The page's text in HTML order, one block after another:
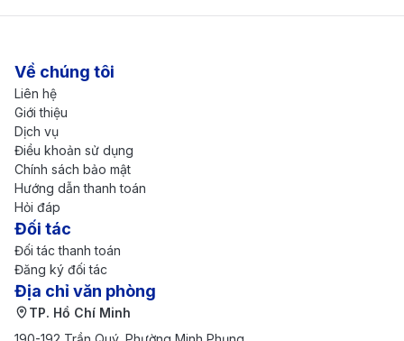
Công viên Retiro (Parque del Retiro):
trong những công viên lớn nhất và đẹp nhất
Madrid, nơi bạn có thể thư giãn, tham gia các hoạt
động ngoài trời hoặc thưởng ngoạn hồ nước trong
công viên. Đây cũng là nơi tọa lạc của nhiều tòa
nhà lịch sử.
Plaza Mayor:
gian rộng lớn, các cửa hàng, nhà hàng và quán cà
phê xung quanh. Đây là nơi lý tưởng để thưởng
thức ẩm thực địa phương và ngắm nhìn cuộc sống
Về chúng tôi
Liên hệ
Giới thiệu
Dịch vụ
Điều khoản sử dụng
Chính sách bảo mật
Hướng dẫn thanh toán
Hỏi đáp
Đối tác
Đối tác thanh toán
Đăng ký đối tác
Địa chỉ văn phòng
TP. Hồ Chí Minh